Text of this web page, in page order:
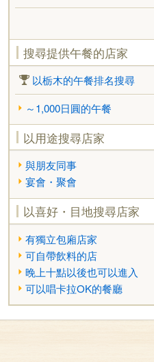
搜尋提供午餐的店家
以栃木的午餐排名搜尋
～1,000日圓的午餐
以用途搜尋店家
與朋友同事
宴會・聚會
以喜好・目地搜尋店家
有獨立包廂店家
可自帶飲料的店
晚上十點以後也可以進入
可以唱卡拉OK的餐廳